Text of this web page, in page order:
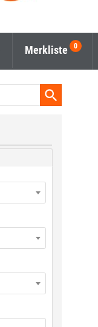
Merkliste